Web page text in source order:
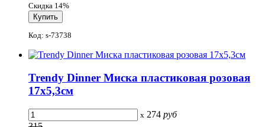
Скидка 14%
Код: s-73738
Trendy Dinner Миска пластиковая розовая
17x5,3см
x 274 руб